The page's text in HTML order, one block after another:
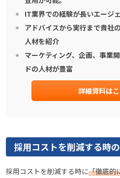
IT業界での経験が長いエージ
アドバイスから実行まで貴社
人材を紹介
マーケティング、企画、事業
ドの人材が豊富
詳細資料は
採用コストを削減する時
採用コストを削減する時に「徹底的